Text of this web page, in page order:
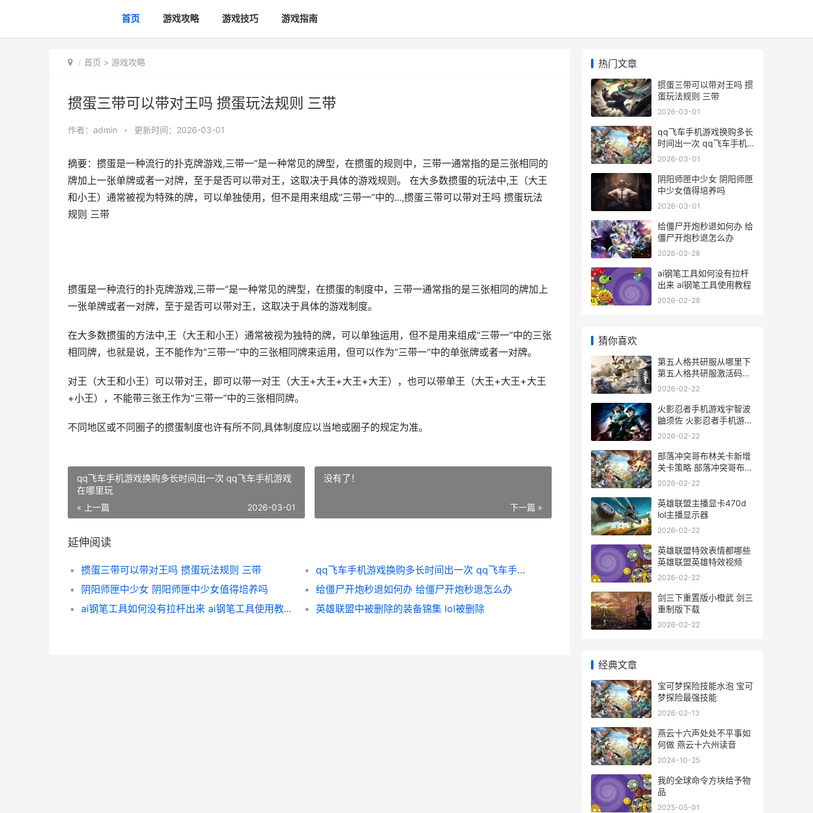
首页 游戏攻略 游戏技巧 游戏指南
首页 > 游戏攻略
掼蛋三带可以带对王吗 掼蛋玩法规则 三带
作者： admin • 更新时间：2026-03-01
摘要：掼蛋是一种流行的扑克牌游戏,三带一”是一种常见的牌型，在掼蛋的规则中，三带一通常指的是三张相同的
牌加上一张单牌或者一对牌，至于是否可以带对王，这取决于具体的游戏规则。 在大多数掼蛋的玩法中,王（大王
和小王）通常被视为特殊的牌，可以单独使用，但不是用来组成“三带一”中的...,掼蛋三带可以带对王吗 掼蛋玩法
规则 三带
掼蛋是一种流行的扑克牌游戏,三带一”是一种常见的牌型，在掼蛋的制度中，三带一通常指的是三张相同的牌加上
一张单牌或者一对牌，至于是否可以带对王，这取决于具体的游戏制度。
在大多数掼蛋的方法中,王（大王和小王）通常被视为独特的牌，可以单独运用，但不是用来组成“三带一”中的三张
相同牌，也就是说，王不能作为“三带一”中的三张相同牌来运用，但可以作为“三带一”中的单张牌或者一对牌。
对王（大王和小王）可以带对王，即可以带一对王（大王+大王+大王+大王），也可以带单王（大王+大王+大王
+小王），不能带三张王作为“三带一”中的三张相同牌。
不同地区或不同圈子的掼蛋制度也许有所不同,具体制度应以当地或圈子的规定为准。
qq飞车手机游戏换购多长时间出一次 qq飞车手机游戏
在哪里玩
« 上一篇 2026-03-01
没有了！
下一篇 »
延伸阅读
掼蛋三带可以带对王吗 掼蛋玩法规则 三带
qq飞车手机游戏换购多长时间出一次 qq飞车手机游戏在哪里玩
阴阳师匣中少女 阴阳师匣中少女值得培养吗
给僵尸开炮秒退如何办 给僵尸开炮秒退怎么办
ai钢笔工具如何没有拉杆出来 ai钢笔工具使用教程
英雄联盟中被删除的装备锦集 lol被删除
热门文章
掼蛋三带可以带对王吗 掼
蛋玩法规则 三带
2026-03-01
qq飞车手机游戏换购多长
时间出一次 qq飞车手机
游戏在哪里玩
2026-03-01
阴阳师匣中少女 阴阳师匣
中少女值得培养吗
2026-03-01
给僵尸开炮秒退如何办 给
僵尸开炮秒退怎么办
2026-02-28
ai钢笔工具如何没有拉杆
出来 ai钢笔工具使用教程
2026-02-28
猜你喜欢
第五人格共研服从哪里下
第五人格共研服激活码
2026
2026-02-22
火影忍者手机游戏宇智波
鼬须佐 火影忍者手机游戏
PS5手柄玩
2026-02-22
部落冲突哥布林关卡新增
关卡策略 部落冲突哥布林
工人划算不
2026-02-22
英雄联盟主播显卡470d
lol主播显示器
2026-02-22
英雄联盟特效表情都哪些
英雄联盟英雄特效视频
2026-02-22
剑三下重置版小橙武 剑三
重制版下载
2026-02-22
经典文章
宝可梦探险技能水泡 宝可
梦探险最强技能
2026-02-13
燕云十六声处处不平事如
何做 燕云十六州读音
2024-10-25
我的全球命令方块给予物
品
2025-05-01